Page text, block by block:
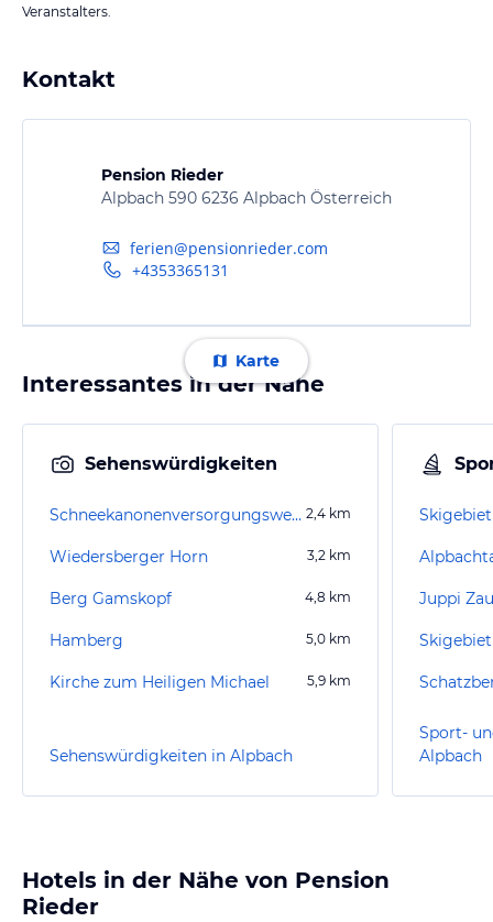
Veranstalters.
Kontakt
Pension Rieder
Alpbach 590 6236 Alpbach Österreich
ferien@pensionrieder.com
+4353365131
Karte
Interessantes in der Nähe
Sehenswürdigkeiten
Schneekanonenversorgungsweiher 2,4 km
Wiedersberger Horn 3,2 km
Berg Gamskopf 4,8 km
Hamberg 5,0 km
Kirche zum Heiligen Michael 5,9 km
Sehenswürdigkeiten in Alpbach
Juppi
Sport-
Alpbach
Hotels in der Nähe von Pension
Rieder